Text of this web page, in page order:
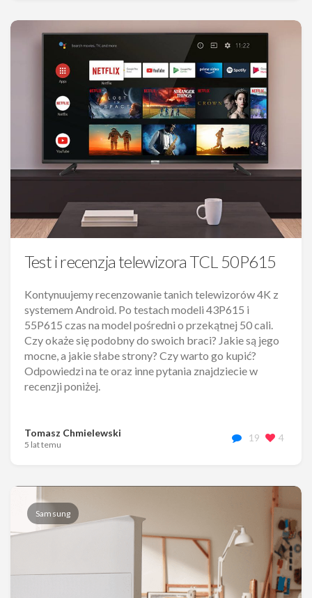
Test i recenzja telewizora TCL 50P615
Kontynuujemy recenzowanie tanich telewizorów 4K z
systemem Android. Po testach modeli 43P615 i
55P615 czas na model pośredni o przekątnej 50 cali.
Czy okaże się podobny do swoich braci? Jakie są jego
mocne, a jakie słabe strony? Czy warto go kupić?
Odpowiedzi na te oraz inne pytania znajdziecie w
recenzji poniżej.
Tomasz Chmielewski
5 lat temu
19 4
Samsung